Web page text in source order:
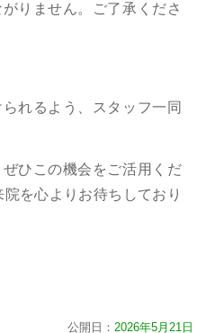
りません。ご了承くださ
れるよう、スタッフ一同
ひこの機会をご活用くだ
を心よりお待ちしており
公開日： 2026年5月21日